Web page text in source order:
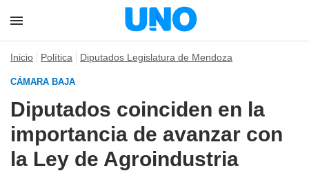
Inicio Política Diputados Legislatura de Mendoza
CÁMARA BAJA
Diputados coinciden en la
importancia de avanzar con
la Ley de Agroindustria